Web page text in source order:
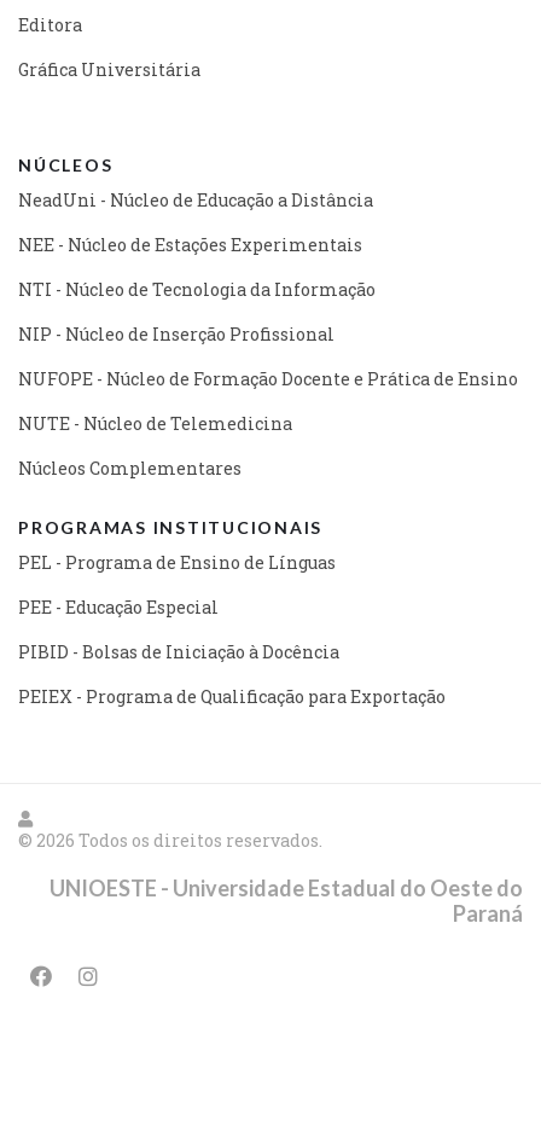
Editora
Gráfica Universitária
NÚCLEOS
NeadUni - Núcleo de Educação a Distância
NEE - Núcleo de Estações Experimentais
NTI - Núcleo de Tecnologia da Informação
NIP - Núcleo de Inserção Profissional
NUFOPE - Núcleo de Formação Docente e Prática de Ensino
NUTE - Núcleo de Telemedicina
Núcleos Complementares
PROGRAMAS INSTITUCIONAIS
PEL - Programa de Ensino de Línguas
PEE - Educação Especial
PIBID - Bolsas de Iniciação à Docência
PEIEX - Programa de Qualificação para Exportação
© 2026 Todos os direitos reservados.
UNIOESTE - Universidade Estadual do Oeste do
Paraná